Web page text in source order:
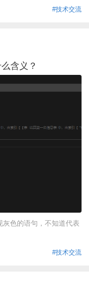
#技术交流
含义？
色的语句，不知道代表
#技术交流